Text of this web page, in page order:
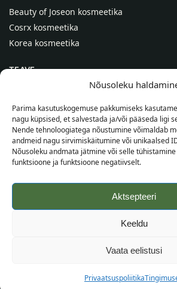
Nõusoleku
Parima kasutuskogemuse pakkumiseks
nagu küpsised, et salvestada ja/või pääseda ligi
Nende tehnoloogiatega nõustumine võimaldab
andmeid nagu sirvimiskäitumine või unikaalsed
Nõusoleku andmata jätmine või selle
funktsioone ja funktsioone negatiivselt.
Aktsepteeri
Keeldu
Vaata eelistusi
Privaatsuspoliitika
Beauty of Joseon kosmeetika
Cosrx kosmeetika
Korea kosmeetika
TEAVE
Kontaktid
Abi
TEAVE OSTJALE
Tarnetingimused
Tingimused
Veebikaart